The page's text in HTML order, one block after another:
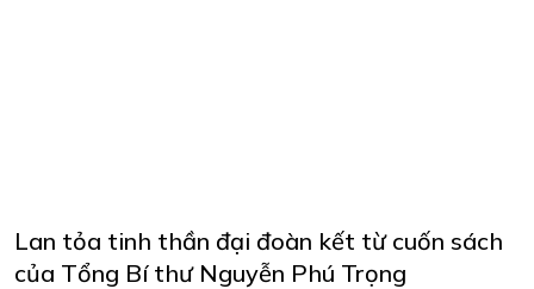
Lan tỏa tinh thần đại đoàn kết từ cuốn sách
của Tổng Bí thư Nguyễn Phú Trọng